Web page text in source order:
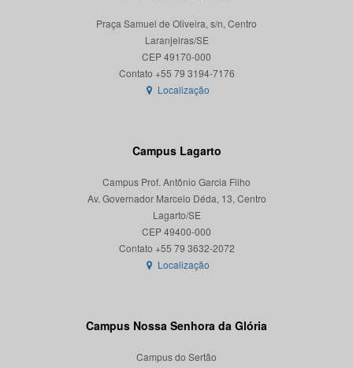
Praça Samuel de Oliveira, s/n, Centro
Laranjeiras/SE
CEP 49170-000
Localização
Campus Lagarto
Campus Prof. Antônio Garcia Filho
Av. Governador Marcelo Déda, 13, Centro
Lagarto/SE
CEP 49400-000
Localização
Campus Nossa Senhora da Glória
Campus do Sertão